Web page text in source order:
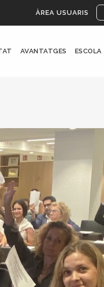
ÀREA USUARIS
AVANTATGES ESCOLA